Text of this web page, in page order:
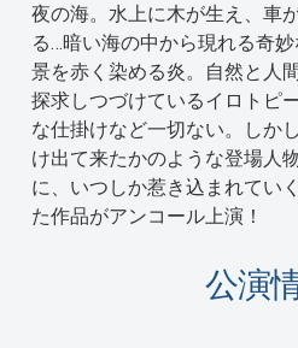
夜の海。水上に木が生え、車
る…暗い海の中から現れる奇
景を赤く染める炎。自然と人
探求しつづけているイロトピ
な仕掛けなど一切ない。しか
け出て来たかのような登場人
に、いつしか惹き込まれてい
た作品がアンコール上演！
公演